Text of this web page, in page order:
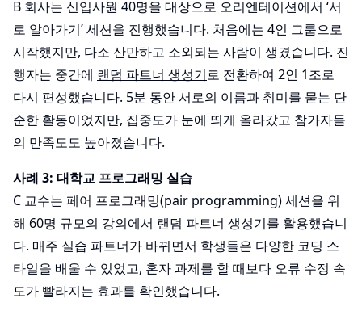
B 회사는 신입사원 40명을 대상으로 오리엔테이션에서 ‘서
로 알아가기’ 세션을 진행했습니다. 처음에는 4인 그룹으로
시작했지만, 다소 산만하고 소외되는 사람이 생겼습니다. 진
행자는 중간에 랜덤 파트너 생성기로 전환하여 2인 1조로
다시 편성했습니다. 5분 동안 서로의 이름과 취미를 묻는 단
순한 활동이었지만, 집중도가 눈에 띄게 올라갔고 참가자들
의 만족도도 높아졌습니다.
사례 3: 대학교 프로그래밍 실습
C 교수는 페어 프로그래밍(pair programming) 세션을 위
해 60명 규모의 강의에서 랜덤 파트너 생성기를 활용했습니
다. 매주 실습 파트너가 바뀌면서 학생들은 다양한 코딩 스
타일을 배울 수 있었고, 혼자 과제를 할 때보다 오류 수정 속
도가 빨라지는 효과를 확인했습니다.